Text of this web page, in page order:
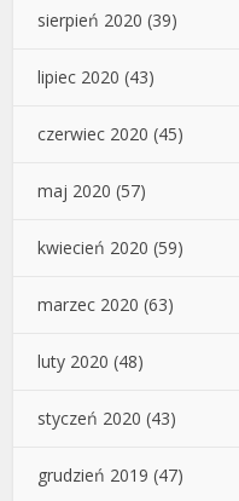
sierpień 2020 (39)
lipiec 2020 (43)
czerwiec 2020 (45)
maj 2020 (57)
kwiecień 2020 (59)
marzec 2020 (63)
luty 2020 (48)
styczeń 2020 (43)
grudzień 2019 (47)